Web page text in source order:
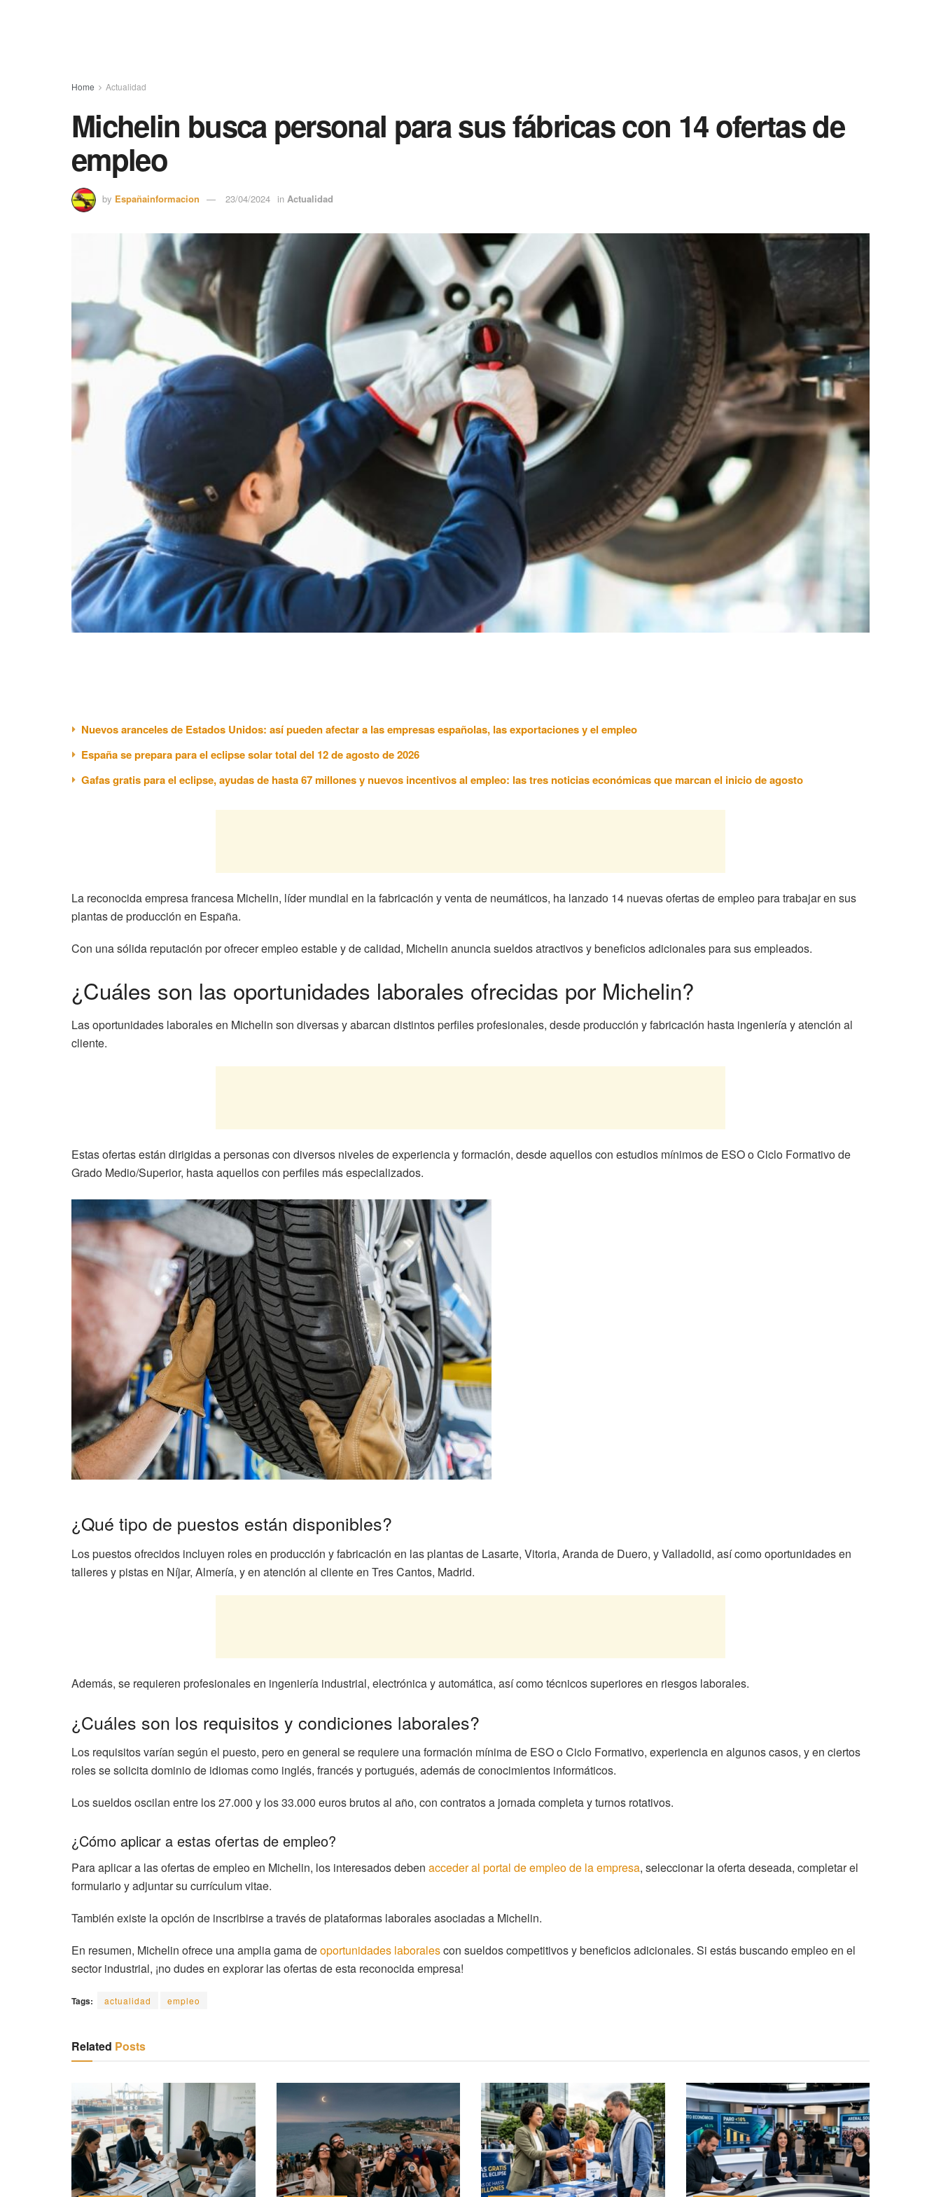
Home Actualidad
Michelin busca personal para sus fábricas con 14 ofertas de
empleo
by Españainformacion 23/04/2024 in Actualidad
Nuevos aranceles de Estados Unidos: así pueden afectar a las empresas españolas, las exportaciones y el empleo
España se prepara para el eclipse solar total del 12 de agosto de 2026
Gafas gratis para el eclipse, ayudas de hasta 67 millones y nuevos incentivos al empleo: las tres noticias económicas que marcan el inicio de agosto
La reconocida empresa francesa Michelin, líder mundial en la fabricación y venta de neumáticos, ha lanzado 14 nuevas ofertas de empleo para trabajar en sus
plantas de producción en España.
Con una sólida reputación por ofrecer empleo estable y de calidad, Michelin anuncia sueldos atractivos y beneficios adicionales para sus empleados.
¿Cuáles son las oportunidades laborales ofrecidas por Michelin?
Las oportunidades laborales en Michelin son diversas y abarcan distintos perfiles profesionales, desde producción y fabricación hasta ingeniería y atención al
cliente.
Estas ofertas están dirigidas a personas con diversos niveles de experiencia y formación, desde aquellos con estudios mínimos de ESO o Ciclo Formativo de
Grado Medio/Superior, hasta aquellos con perfiles más especializados.
¿Qué tipo de puestos están disponibles?
Los puestos ofrecidos incluyen roles en producción y fabricación en las plantas de Lasarte, Vitoria, Aranda de Duero, y Valladolid, así como oportunidades en
talleres y pistas en Níjar, Almería, y en atención al cliente en Tres Cantos, Madrid.
Además, se requieren profesionales en ingeniería industrial, electrónica y automática, así como técnicos superiores en riesgos laborales.
¿Cuáles son los requisitos y condiciones laborales?
Los requisitos varían según el puesto, pero en general se requiere una formación mínima de ESO o Ciclo Formativo, experiencia en algunos casos, y en ciertos
roles se solicita dominio de idiomas como inglés, francés y portugués, además de conocimientos informáticos.
Los sueldos oscilan entre los 27.000 y los 33.000 euros brutos al año, con contratos a jornada completa y turnos rotativos.
¿Cómo aplicar a estas ofertas de empleo?
Para aplicar a las ofertas de empleo en Michelin, los interesados deben acceder al portal de empleo de la empresa, seleccionar la oferta deseada, completar el
formulario y adjuntar su currículum vitae.
También existe la opción de inscribirse a través de plataformas laborales asociadas a Michelin.
En resumen, Michelin ofrece una amplia gama deoportunidades laboralescon sueldos competitivos y beneficios adicionales. Si estás buscando empleo en el
sector industrial, ¡no dudes en explorar las ofertas de esta reconocida empresa!
Tags: actualidad empleo
Related Posts